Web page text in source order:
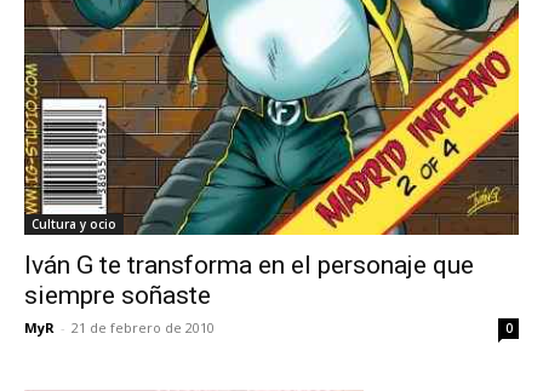
Cultura y ocio
Iván G te transforma en el personaje que
siempre soñaste
MyR - 21 de febrero de 2010 0